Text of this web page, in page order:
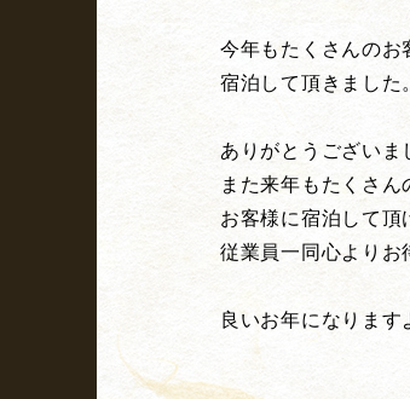
今年もたくさんのお
宿泊して頂きました
ありがとうございま
また来年もたくさん
お客様に宿泊して頂
従業員一同心よりお
良いお年になります